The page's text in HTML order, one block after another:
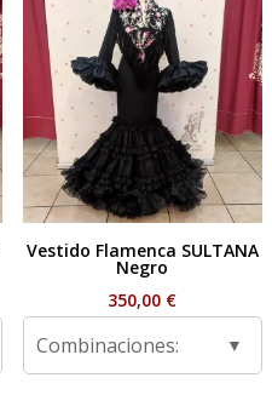
Vestido Flamenca SULTANA
Negro
350,00 €
Combinaciones: